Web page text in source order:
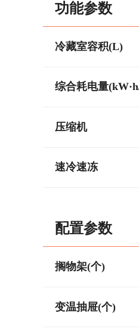
功能参数
冷藏室容积(L)
综合耗电量
压缩机
速冷速冻
配置参数
搁物架(个)
变温抽屉(个)